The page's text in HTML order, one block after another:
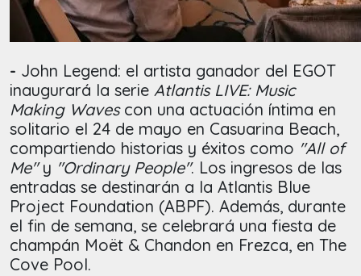
- John Legend: el artista ganador del EGOT
inaugurará la serie Atlantis LIVE: Music
Making Wavescon una actuación íntima en
solitario el 24 de mayo en Casuarina Beach,
compartiendo historias y éxitos como "All of
Me"y "Ordinary People". Los ingresos de las
entradas se destinarán a la Atlantis Blue
Project Foundation (ABPF). Además, durante
el fin de semana, se celebrará una fiesta de
champán Moët & Chandon en Frezca, en The
Cove Pool.